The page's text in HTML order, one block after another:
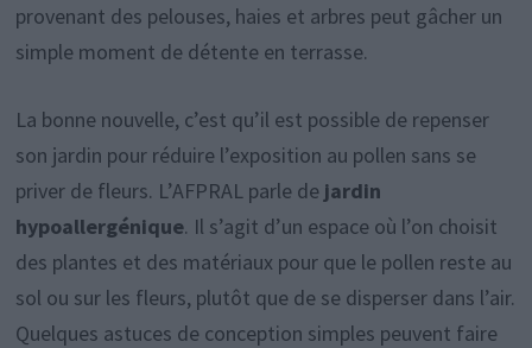
provenant des pelouses, haies et arbres peut gâcher un
simple moment de détente en terrasse.
La bonne nouvelle, c’est qu’il est possible de repenser
son jardin pour réduire l’exposition au pollen sans se
priver de fleurs. L’AFPRAL parle de jardin
hypoallergénique. Il s’agit d’un espace où l’on choisit
des plantes et des matériaux pour que le pollen reste au
sol ou sur les fleurs, plutôt que de se disperser dans l’air.
Quelques astuces de conception simples peuvent faire